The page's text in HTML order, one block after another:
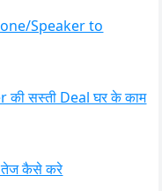
Speaker to
सस्ती Deal घर के काम
तेज कैसे करे